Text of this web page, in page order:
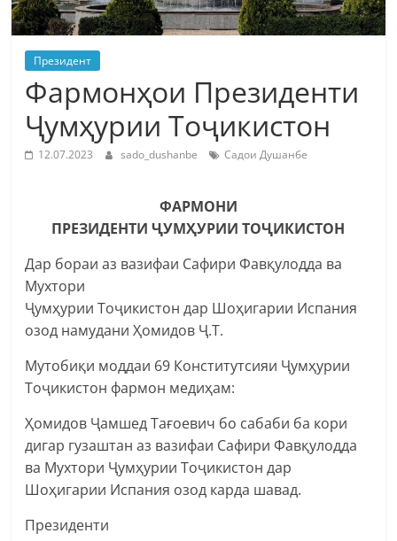
Президент
Фармонҳои Президенти
Ҷумҳурии Тоҷикистон
12.07.2023 sado_dushanbe Садои Душанбе
ФАРМОНИ
ПРЕЗИДЕНТИ ҶУМҲУРИИ ТОҶИКИСТОН
Дар бораи аз вазифаи Сафири Фавқулодда ва
Мухтори
Ҷумҳурии Тоҷикистон дар Шоҳигарии Испания
озод намудани Ҳомидов Ҷ.Т.
Мутобиқи моддаи 69 Конститутсияи Ҷумҳурии
Тоҷикистон фармон медиҳам:
Ҳомидов Ҷамшед Тағоевич бо сабаби ба кори
дигар гузаштан аз вазифаи Сафири Фавқулодда
ва Мухтори Ҷумҳурии Тоҷикистон дар
Шоҳигарии Испания озод карда шавад.
Президенти